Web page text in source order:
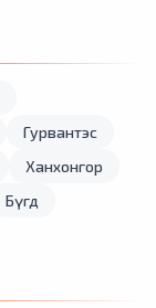
Гурвантэс
Ханхонгор
Бүгд